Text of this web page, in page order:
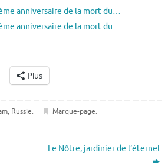
anniversaire de la mort du…
anniversaire de la mort du…
Plus
, Russie. Marque-page.
Le Nôtre, jardinier de l’éternel